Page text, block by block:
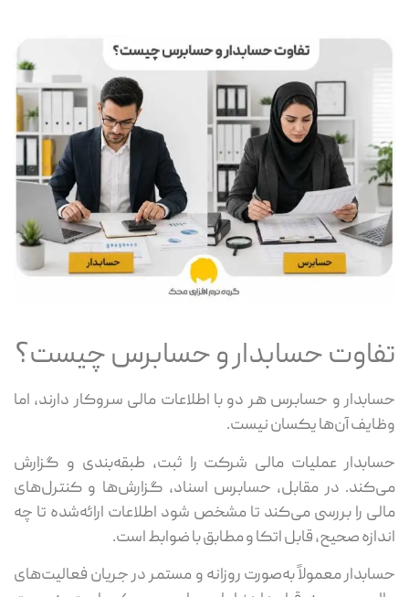
تفاوت حسابدار و حسابرس چیست؟
حسابدار و حسابرس هر دو با اطلاعات مالی سروکار دارند، اما
وظایف آن‌ها یکسان نیست.
حسابدار عملیات مالی شرکت را ثبت، طبقه‌بندی و گزارش
می‌کند. در مقابل، حسابرس اسناد، گزارش‌ها و کنترل‌های
مالی را بررسی می‌کند تا مشخص شود اطلاعات ارائه‌شده تا چه
اندازه صحیح، قابل اتکا و مطابق با ضوابط است.
حسابدار معمولاً به‌صورت روزانه و مستمر در جریان فعالیت‌های